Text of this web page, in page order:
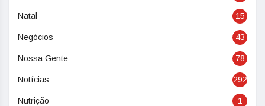
Natal 15
Negócios 43
Nossa Gente 78
Notícias 292
Nutrição 1